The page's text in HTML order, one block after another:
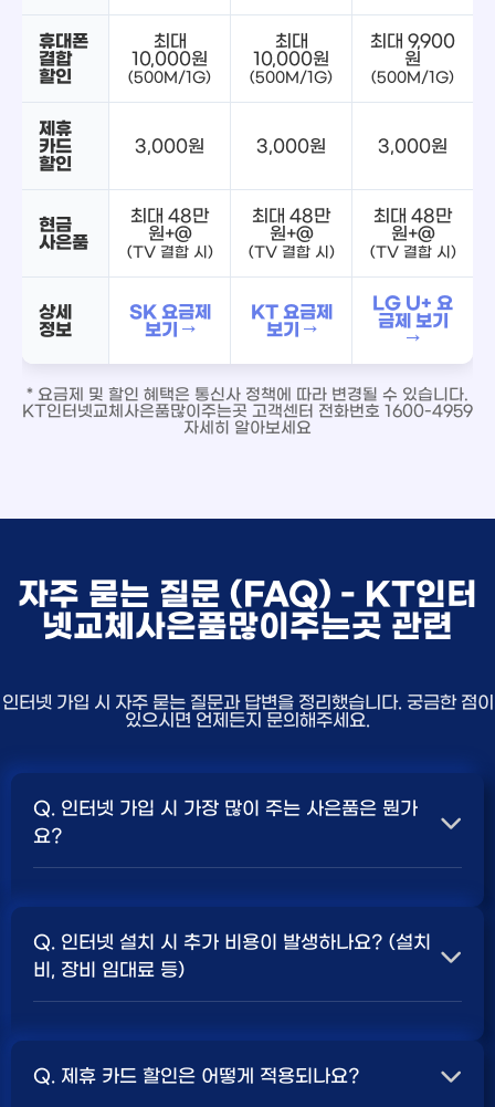
휴대폰
결합
할인
최대
10,000원
(500M/1G)
최대
10,000원
(500M/1G)
최대 9,900
원
(500M/1G)
제휴
카드
할인
3,000원 3,000원 3,000원
현금
사은품
최대 48만
원+@
(TV 결합 시)
최대 48만
원+@
(TV 결합 시)
최대 48만
원+@
(TV 결합 시)
상세
정보
SK 요금제
보기 →
KT 요금제
보기 →
LG U+ 요
금제 보기
→
* 요금제 및 할인 혜택은 통신사 정책에 따라 변경될 수 있습니다.
KT인터넷교체사은품많이주는곳 고객센터 전화번호 1600-4959
자세히 알아보세요
자주 묻는 질문 (FAQ) - KT인터
넷교체사은품많이주는곳 관련
인터넷 가입 시 자주 묻는 질문과 답변을 정리했습니다. 궁금한 점이
있으시면 언제든지 문의해주세요.
Q. 인터넷 가입 시 가장 많이 주는 사은품은 뭔가
요?
보통 500Mbps 또는 1Gbps 인터넷을 TV와 결합하여
가입할 때현금 사은품
세요.
Q. 인터넷 설치 시 추가 비용이 발생하나요? (설치
비, 장비 임대료 등)
청구되는 경우가 많습니다. 다만, 인터넷 상품 및 프로모션
Q. 제휴 카드 할인은 어떻게 적용되나요?